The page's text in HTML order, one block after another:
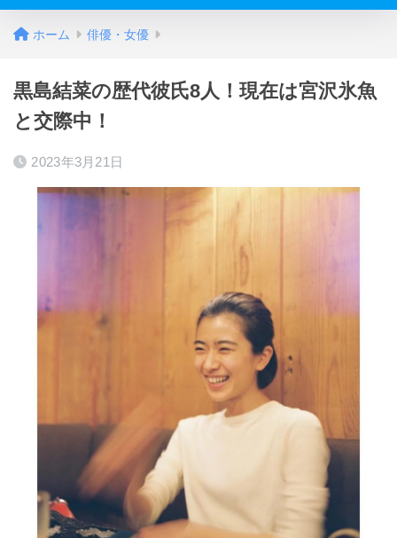
ホーム 俳優・女優
黒島結菜の歴代彼氏8人！現在は宮沢氷魚
と交際中！
2023年3月21日